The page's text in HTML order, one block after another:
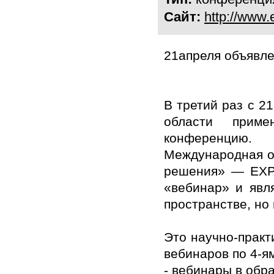
Сайт: http://
21апреля
В третий раз с
области
конференцию.
Международная
решения» —
«вебинар» и
пространстве,
Это научно-
вебинаров по 4-
- вебинары в